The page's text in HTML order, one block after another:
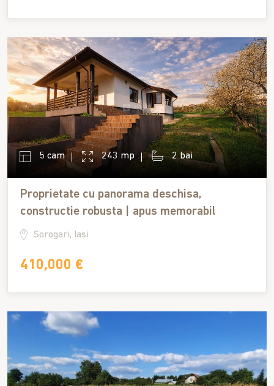
5 cam 243 mp 2 bai
Proprietate cu panorama deschisa,
constructie robusta | apus memorabil
Sorogari, Iasi
410,000 €